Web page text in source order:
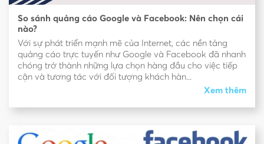
So sánh quảng cáo Google và Facebook: Nên chọn cái
nào?
Với sự phát triển mạnh mẽ của Internet, các nền tảng
quảng cáo trực tuyến như Google và Facebook đã nhanh
chóng trở thành những lựa chọn hàng đầu cho việc tiếp
cận và tương tác với đối tượng khách hàn...
Xem thêm